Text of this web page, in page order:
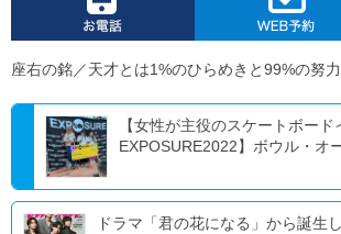
座右の銘／天才とは1%のひらめきと99%の努力
【女性が主役のスケートボード
EXPOSURE2022】ボウル・オ
ドラマ「君の花になる」から誕生